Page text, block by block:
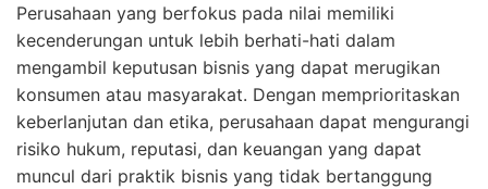
Perusahaan yang berfokus pada nilai memiliki
kecenderungan untuk lebih berhati-hati dalam
mengambil keputusan bisnis yang dapat merugikan
konsumen atau masyarakat. Dengan memprioritaskan
keberlanjutan dan etika, perusahaan dapat mengurangi
risiko hukum, reputasi, dan keuangan yang dapat
muncul dari praktik bisnis yang tidak bertanggung